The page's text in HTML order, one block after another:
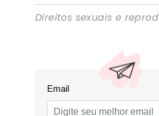
Direitos sexuais e